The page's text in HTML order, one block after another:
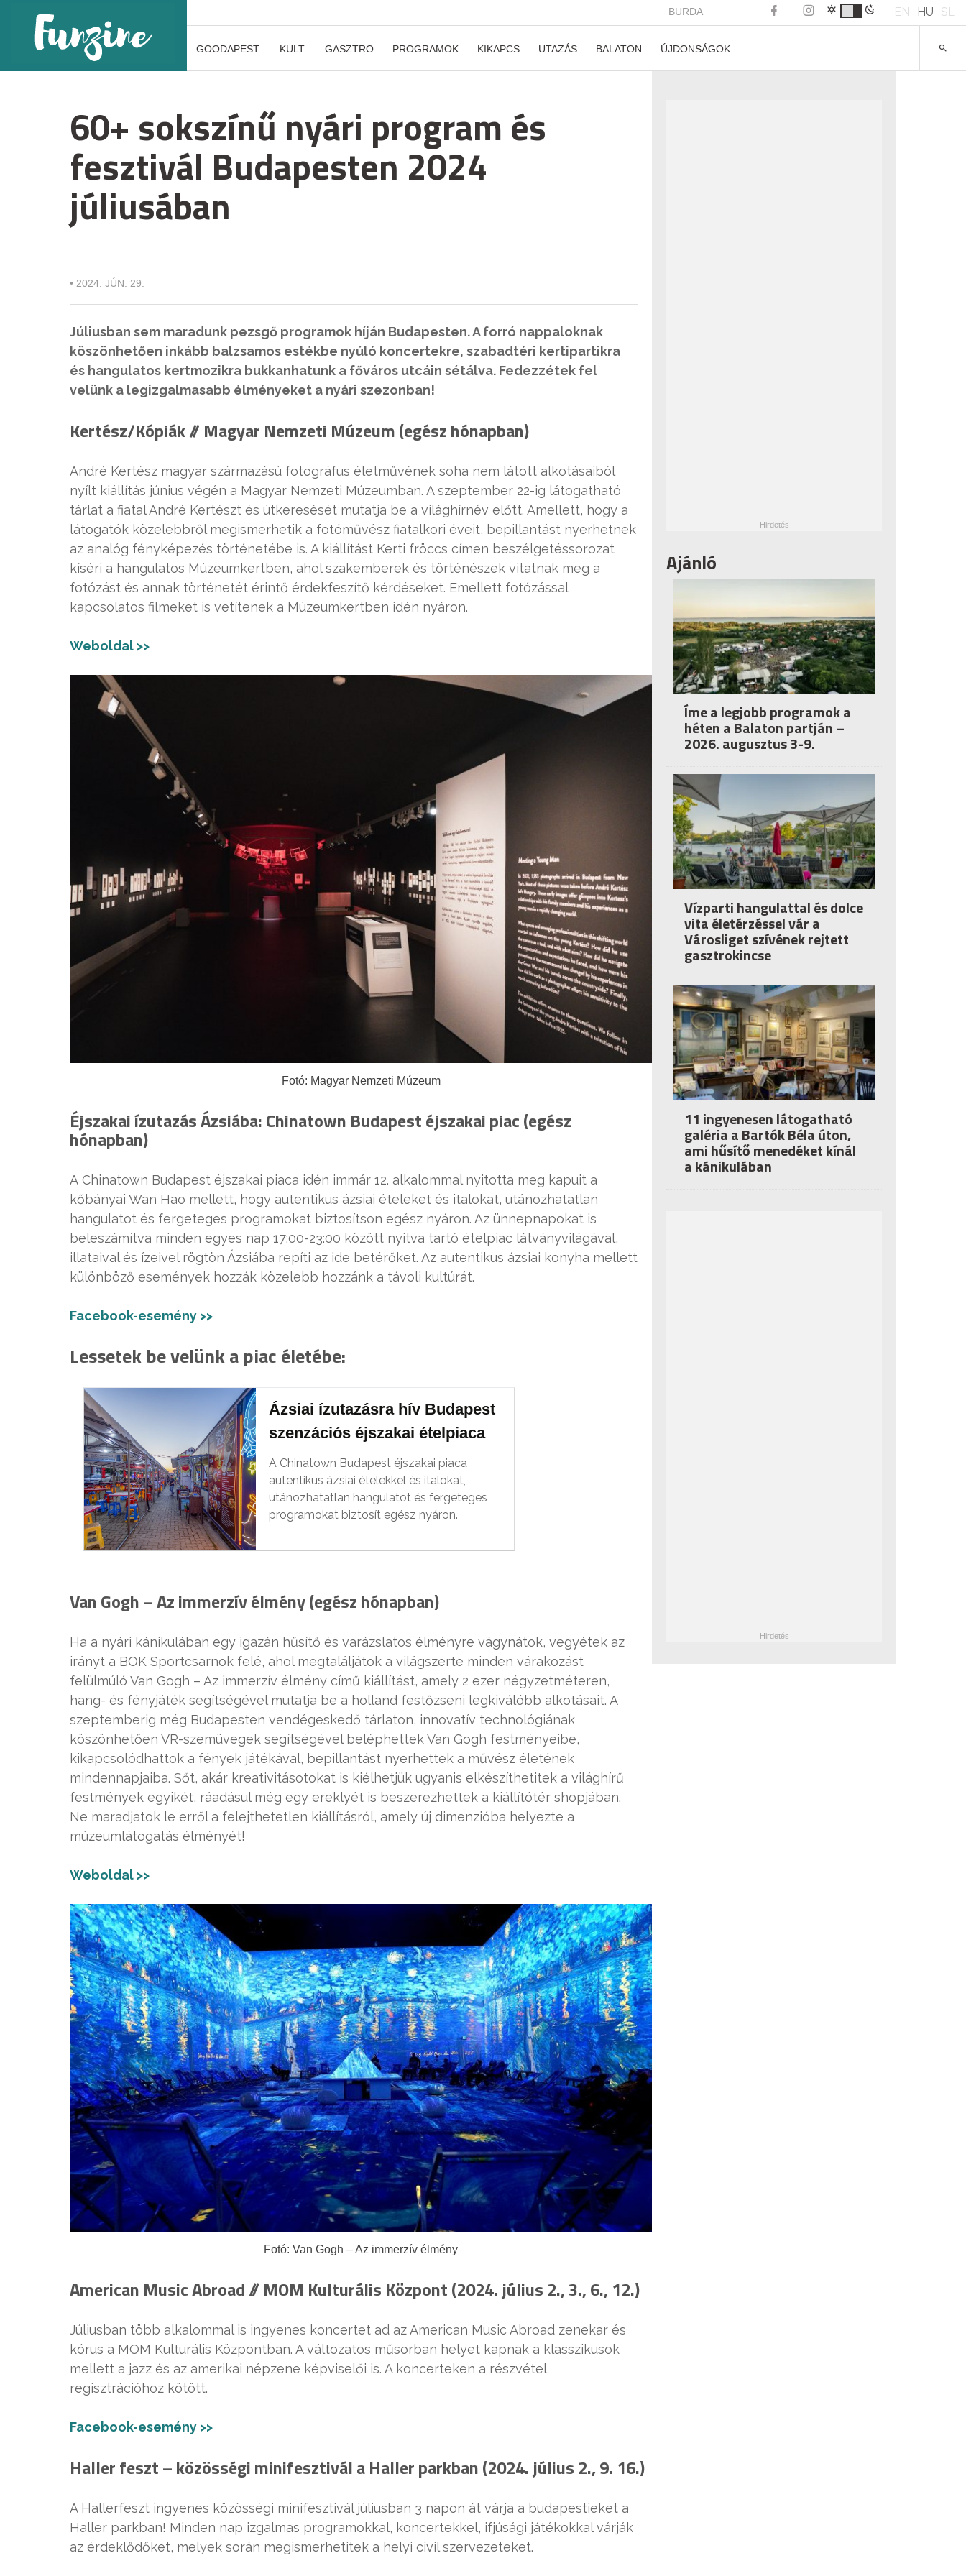
BURDA EN HU SL
GOODAPEST KULT GASZTRO PROGRAMOK KIKAPCS UTAZÁS BALATON ÚJDONSÁGOK
60+ sokszínű nyári program és
fesztivál Budapesten 2024
júliusában
• 2024. JÚN. 29.
Júliusban sem maradunk pezsgő programok híján Budapesten. A forró nappaloknak
köszönhetően inkább balzsamos estékbe nyúló koncertekre, szabadtéri kertipartikra
és hangulatos kertmozikra bukkanhatunk a főváros utcáin sétálva. Fedezzétek fel
velünk a legizgalmasabb élményeket a nyári szezonban!
Kertész/Kópiák //Magyar Nemzeti Múzeum (egész hónapban)
André Kertész magyar származású fotográfus életművének soha nem látott alkotásaiból
nyílt kiállítás június végén a Magyar Nemzeti Múzeumban. A szeptember 22-ig látogatható
tárlat a fiatal André Kertészt és útkeresését mutatja be a világhírnév előtt. Amellett, hogy a
látogatók közelebbről megismerhetik a fotóművész fiatalkori éveit, bepillantást nyerhetnek
az analóg fényképezés történetébe is. A kiállítást Kerti fröccs címen beszélgetéssorozat
kíséri a hangulatos Múzeumkertben, ahol szakemberek és történészek vitatnak meg a
fotózást és annak történetét érintő érdekfeszítő kérdéseket. Emellett fotózással
kapcsolatos filmeket is vetítenek a Múzeumkertben idén nyáron.
Weboldal >>
Fotó: Magyar Nemzeti Múzeum
Éjszakai ízutazás Ázsiába:Chinatown Budapest éjszakai piac(egész
hónapban)
A Chinatown Budapest éjszakai piaca idén immár 12. alkalommal nyitotta meg kapuit a
kőbányai Wan Hao mellett, hogy autentikus ázsiai ételeket és italokat, utánozhatatlan
hangulatot és fergeteges programokat biztosítson egész nyáron. Az ünnepnapokat is
beleszámítva minden egyes nap 17:00-23:00 között nyitva tartó ételpiac látványvilágával,
illataival és ízeivel rögtön Ázsiába repíti az ide betérőket. Az autentikus ázsiai konyha mellett
különböző események hozzák közelebb hozzánk a távoli kultúrát.
Facebook-esemény >>
Lessetek be velünk a piac életébe:
Ázsiai ízutazásra hív Budapest
szenzációs éjszakai ételpiaca
A Chinatown Budapest éjszakai piaca
autentikus ázsiai ételekkel és italokat,
utánozhatatlan hangulatot és fergeteges
programokat biztosít egész nyáron.
Van Gogh – Az immerzív élmény (egész hónapban)
Ha a nyári kánikulában egy igazán hűsítő és varázslatos élményre vágynátok, vegyétek az
irányt a BOK Sportcsarnok felé, ahol megtaláljátok a világszerte minden várakozást
felülmúló Van Gogh – Az immerzív élmény című kiállítást, amely 2 ezer négyzetméteren,
hang- és fényjáték segítségével mutatja be a holland festőzseni legkiválóbb alkotásait. A
szeptemberig még Budapesten vendégeskedő tárlaton, innovatív technológiának
köszönhetően VR-szemüvegek segítségével beléphettek Van Gogh festményeibe,
kikapcsolódhattok a fények játékával, bepillantást nyerhettek a művész életének
mindennapjaiba. Sőt, akár kreativitásotokat is kiélhetjük ugyanis elkészíthetitek a világhírű
festmények egyikét, ráadásul még egy ereklyét is beszerezhettek a kiállítótér shopjában.
Ne maradjatok le erről a felejthetetlen kiállításról, amely új dimenzióba helyezte a
múzeumlátogatás élményét!
Weboldal >>
Fotó: Van Gogh – Az immerzív élmény
American Music Abroad // MOM Kulturális Központ (2024. július 2., 3., 6., 12.)
Júliusban több alkalommal is ingyenes koncertet ad az American Music Abroad zenekar és
kórus a MOM Kulturális Központban. A változatos műsorban helyet kapnak a klasszikusok
mellett a jazz és az amerikai népzene képviselői is. A koncerteken a részvétel
regisztrációhoz kötött.
Facebook-esemény >>
Haller feszt – közösségi minifesztivál a Haller parkban (2024. július 2., 9. 16.)
A Hallerfeszt ingyenes közösségi minifesztivál júliusban 3 napon át várja a budapestieket a
Haller parkban! Minden nap izgalmas programokkal, koncertekkel, ifjúsági játékokkal várják
az érdeklődőket, melyek során megismerhetitek a helyi civil szervezeteket.
Ajánló
Íme a legjobb programok a
héten a Balaton partján –
2026. augusztus 3-9.
Vízparti hangulattal és dolce
vita életérzéssel vár a
Városliget szívének rejtett
gasztrokincse
11 ingyenesen látogatható
galéria a Bartók Béla úton,
ami hűsítő menedéket kínál
a kánikulában